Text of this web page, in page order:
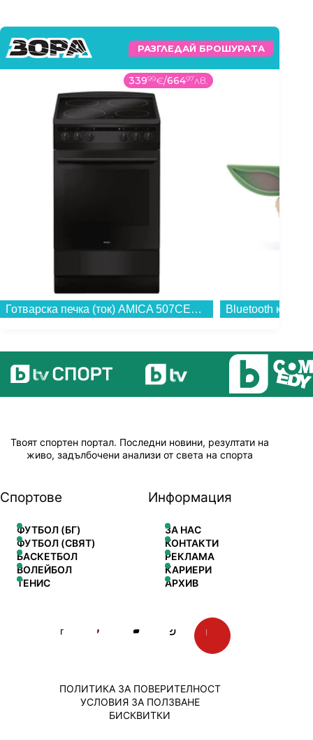
РАЗГЛЕДАЙ БРОШУРАТА
33999€/66497лв.
Готварска печка (ток) AMICA 507CE2.30EHDSM , Керамични...
Твоят спортен портал. Последни новини, резултати на
живо, задълбочени анализи от света на спорта
Спортове
ФУТБОЛ (БГ)
ФУТБОЛ (СВЯТ)
БАСКЕТБОЛ
ВОЛЕЙБОЛ
ТЕНИС
Информация
ЗА НАС
КОНТАКТИ
РЕКЛАМА
КАРИЕРИ
АРХИВ
ПОЛИТИКА ЗА ПОВЕРИТЕЛНОСТ
УСЛОВИЯ ЗА ПОЛЗВАНЕ
БИСКВИТКИ